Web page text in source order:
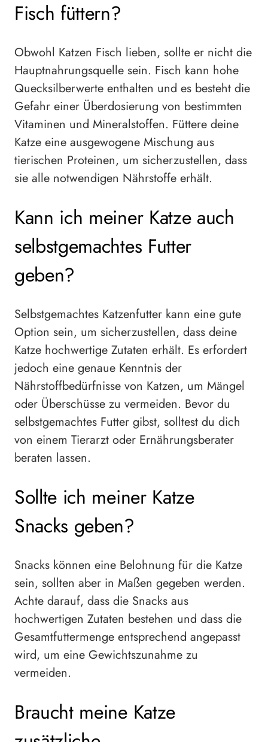
Fisch füttern?
Obwohl Katzen Fisch lieben, sollte er nicht die
Hauptnahrungsquelle sein. Fisch kann hohe
Quecksilberwerte enthalten und es besteht die
Gefahr einer Überdosierung von bestimmten
Vitaminen und Mineralstoffen. Füttere deine
Katze eine ausgewogene Mischung aus
tierischen Proteinen, um sicherzustellen, dass
sie alle notwendigen Nährstoffe erhält.
Kann ich meiner Katze auch
selbstgemachtes Futter
geben?
Selbstgemachtes Katzenfutter kann eine gute
Option sein, um sicherzustellen, dass deine
Katze hochwertige Zutaten erhält. Es erfordert
jedoch eine genaue Kenntnis der
Nährstoffbedürfnisse von Katzen, um Mängel
oder Überschüsse zu vermeiden. Bevor du
selbstgemachtes Futter gibst, solltest du dich
von einem Tierarzt oder Ernährungsberater
beraten lassen.
Sollte ich meiner Katze
Snacks geben?
Snacks können eine Belohnung für die Katze
sein, sollten aber in Maßen gegeben werden.
Achte darauf, dass die Snacks aus
hochwertigen Zutaten bestehen und dass die
Gesamtfuttermenge entsprechend angepasst
wird, um eine Gewichtszunahme zu
vermeiden.
Braucht meine Katze